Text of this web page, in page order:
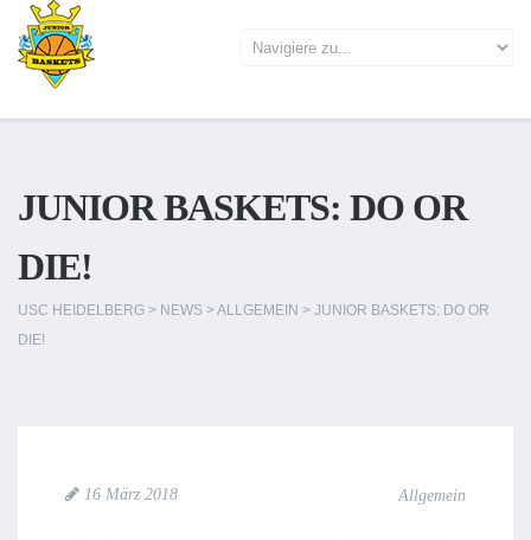
JUNIOR BASKETS: DO OR
DIE!
USC HEIDELBERG > NEWS >ALLGEMEIN > JUNIOR BASKETS: DO OR
DIE!
16 März 2018 Allgemein